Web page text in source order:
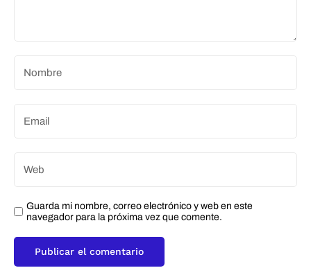
Guarda mi nombre, correo electrónico y web en este
navegador para la próxima vez que comente.